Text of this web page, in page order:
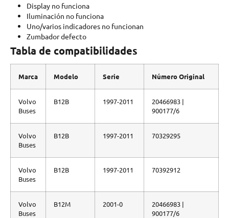
Display no funciona
Iluminación no funciona
Uno/varios indicadores no funcionan
Zumbador defecto
Tabla de compatibilidades
Marca Modelo Serie Número Original
Volvo
Buses
B12B 1997-2011
20466983 |
900177/6
Volvo
Buses
B12B 1997-2011 70329295
Volvo
Buses
B12B 1997-2011 70392912
Volvo
Buses
B12M 2001-0
20466983 |
900177/6